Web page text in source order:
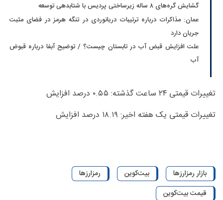
گشایش گره‌های ۸ ساله زیرساختی پردیس با شتابدهی توسعه
عمان: مذاکرات درباره ترتیبات دریانوردی در تنگه هرمز در فضای مثبت
جریان دارد
علت افزایش قبض آب در تابستان چیست؟ / توضیح آبفا درباره قبوض
آب
تغییرات قیمتی ۲۴ ساعت گذشته: ۰.۵۵ درصد افزایش
تغییرات قیمتی یک هفته اخیر: ۱۸.۱۹ درصد افزایش
بازار رمزارزها بیت‌کوین
رمزارزها
قیمت بیت‌کوین